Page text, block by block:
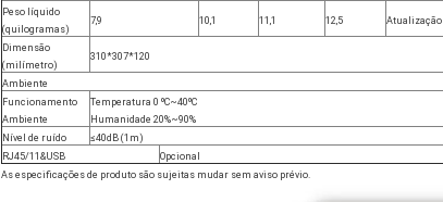
Peso líquido
(quilogramas)
7,9 10,1 11,1 12,5 Atualização
Dimensão
(milímetro)
310*307*120
Ambiente
Funcionamento
Ambiente
Temperatura 0 ºC~40ºC
Humanidade 20%~90%
Nível de ruído
≤40dB (1m)
RJ45/11&USB
Opcional
As especificações de produto são sujeitas mudar sem aviso prévio.